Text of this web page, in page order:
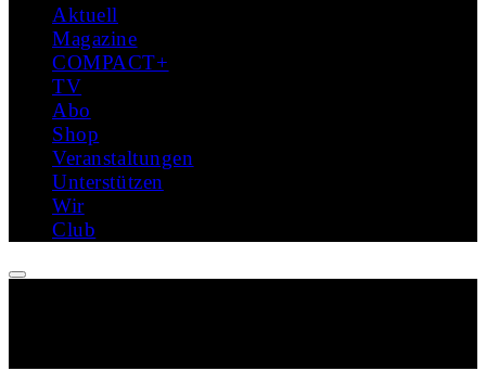
Aktuell
Magazine
COMPACT+
TV
Abo
Shop
Veranstaltungen
Unterstützen
Wir
Club